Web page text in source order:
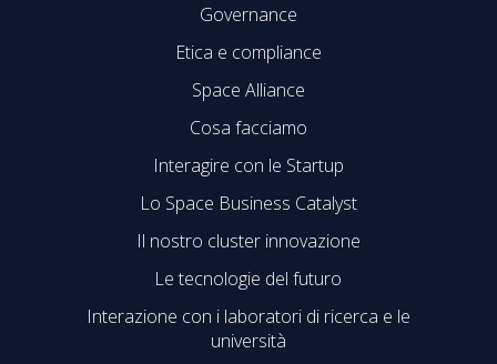
Governance
Etica e compliance
Space Alliance
Cosa facciamo
Interagire con le Startup
Lo Space Business Catalyst
Il nostro cluster innovazione
Le tecnologie del futuro
Interazione con i laboratori di ricerca e le
università